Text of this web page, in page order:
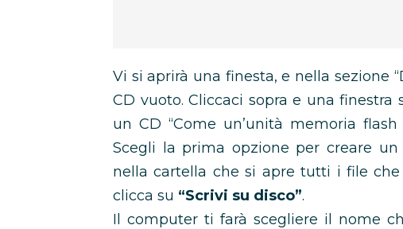
Vi si aprirà una finesta, e nella sezione
CD vuoto. Cliccaci sopra e una
un CD “Come un’unità memoria flash
Scegli la prima opzione per creare un
nella cartella che si apre tutti i file
clicca su “Scrivi su disco”.
Il computer ti farà scegliere il nome